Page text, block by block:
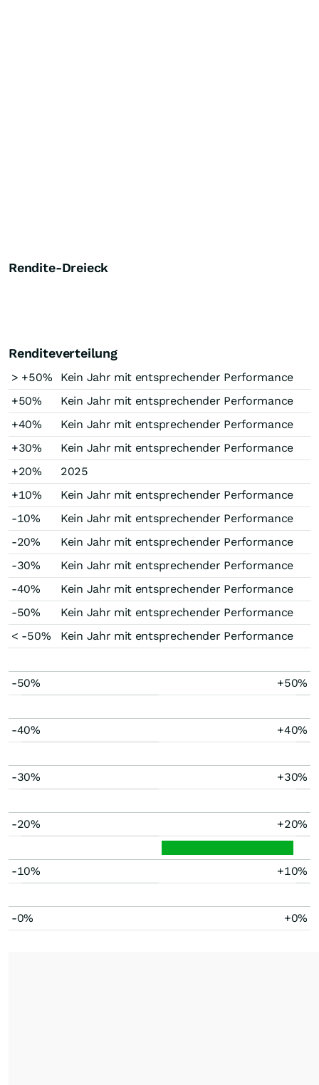
Rendite-Dreieck
Renditeverteilung
> +50%
Kein Jahr mit entsprechender Performance
+50%
Kein Jahr mit entsprechender Performance
+40%
Kein Jahr mit entsprechender Performance
+30%
Kein Jahr mit entsprechender Performance
+20%
2025
+10%
Kein Jahr mit entsprechender Performance
-10%
Kein Jahr mit entsprechender Performance
-20%
Kein Jahr mit entsprechender Performance
-30%
Kein Jahr mit entsprechender Performance
-40%
Kein Jahr mit entsprechender Performance
-50%
Kein Jahr mit entsprechender Performance
< -50%
Kein Jahr mit entsprechender Performance
-50% +50%
-40% +40%
-30% +30%
-20% +20%
-10% +10%
-0% +0%